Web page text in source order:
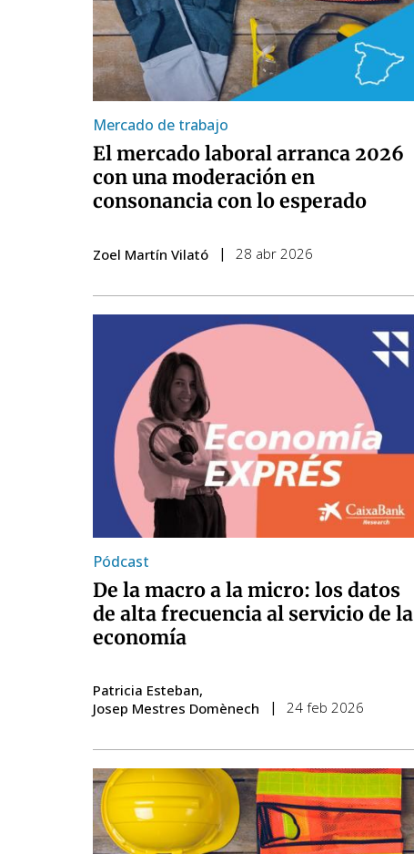
Mercado de trabajo
El mercado laboral arranca 2026
con una moderación en
consonancia con lo esperado
Zoel Martín Vilató 28 abr 2026
Pódcast
De la macro a la micro: los datos
de alta frecuencia al servicio de la
economía
Patricia Esteban
Josep Mestres Domènech
24 feb 2026